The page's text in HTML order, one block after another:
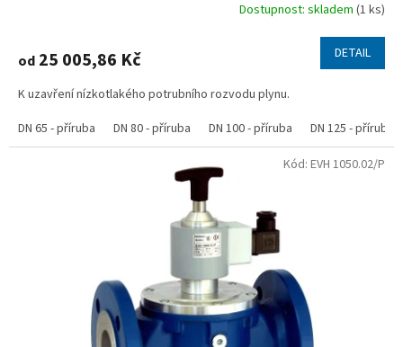
Dostupnost: skladem (1 ks)
od 25 005,86 Kč DETAIL
K uzavření nízkotlakého potrubního rozvodu plynu.
DN 65 - příruba
DN 80 - příruba DN 100 - příruba DN 125 - příruba
Kód: EVH 1050.02/P